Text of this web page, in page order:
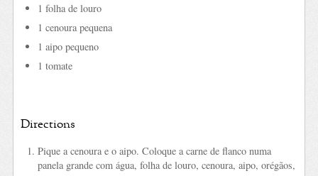
1 folha de louro
1 cenoura pequena
1 aipo pequeno
1 tomate
Directions
Pique a cenoura e o aipo. Coloque a carne de flanco numa
panela grande com água, folha de louro, cenoura, aipo, orégãos,